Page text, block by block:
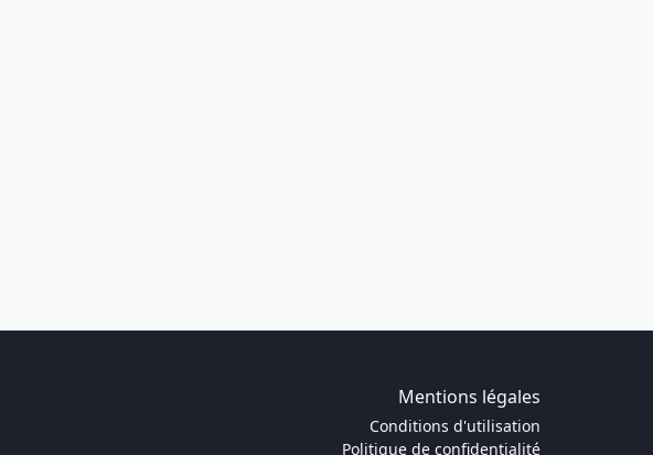
Mentions légales
Conditions d'utilisation
Politique de confidentialité